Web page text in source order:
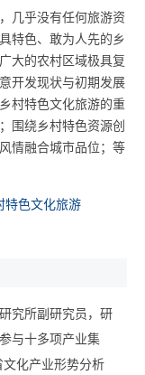
几乎没有任何旅游资
特色、敢为人先的乡
大的农村区域极具复
开发现状与初期发展
村特色文化旅游的重
围绕乡村特色资源创
情融合城市品位；等
特色文化旅游
究所副研究员，研
与十多项产业集
化产业形势分析